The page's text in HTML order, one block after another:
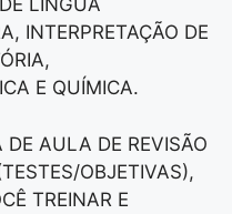
LÍNGUA
INTERPRETAÇÃO DE
E QUÍMICA.
AULA DE REVISÃO
OBJETIVAS),
TREINAR E